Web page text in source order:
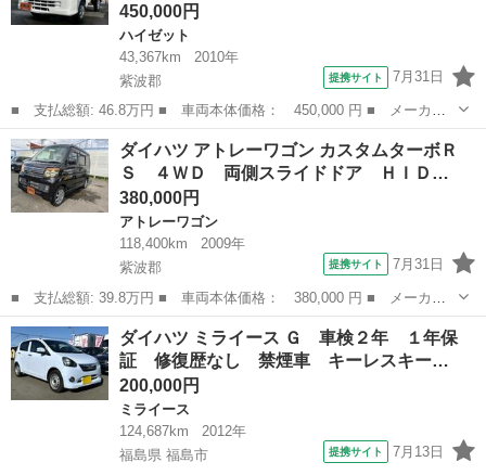
450,000円
ハイゼット
43,367km
2010年
紫波郡
提携サイト 7月31日
■ 支払総額: 46.8万円 ■ 車両本体価格： 450,000 円 ■ メーカー
名： ダイハツ ■ 車種名： ハイゼットトラック ■ グレード
名： エアコン・パワステ スペシャル パートタイム４ＷＤ純正ス
ピーカー内蔵ＡＭ...
岩手 紫波郡 ハイゼット
ダイハツ アトレーワゴン カスタムターボＲ
Ｓ ４ＷＤ 両側スライドドア ＨＩＤ…
380,000円
アトレーワゴン
118,400km
2009年
紫波郡
提携サイト 7月31日
■ 支払総額: 39.8万円 ■ 車両本体価格： 380,000 円 ■ メーカー
名： ダイハツ ■ 車種名： アトレーワゴン ■ グレード名： カ
スタムターボＲＳ ４ＷＤ 両側スライドドア ＨＩＤ ＥＴＣ キ
ーレス ■ ...
岩手 紫波郡 アトレーワゴン
ダイハツ ミライース Ｇ 車検２年 １年保
証 修復歴なし 禁煙車 キーレスキー…
200,000円
ミライース
124,687km
2012年
福島県 福島市
提携サイト 7月13日